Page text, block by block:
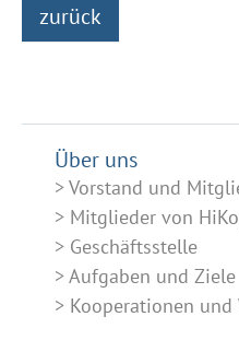
zurück
Über uns
Vorstand und
Mitglieder von
Geschäftsstelle
Aufgaben und Ziele
Kooperationen und